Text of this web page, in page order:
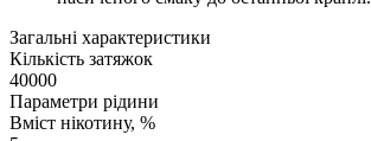
Загальні характеристики
Кількість затяжок
40000
Параметри рідини
Вміст нікотину, %